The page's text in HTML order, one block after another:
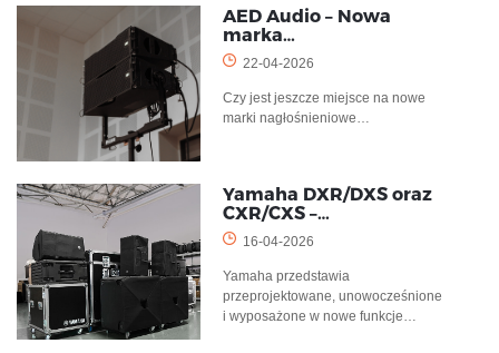
AED Audio – Nowa
marka…
22-04-2026
Czy jest jeszcze miejsce na nowe
marki nagłośnieniowe…
Yamaha DXR/DXS oraz
CXR/CXS –…
16-04-2026
Yamaha przedstawia
przeprojektowane, unowocześnione
i wyposażone w nowe funkcje…